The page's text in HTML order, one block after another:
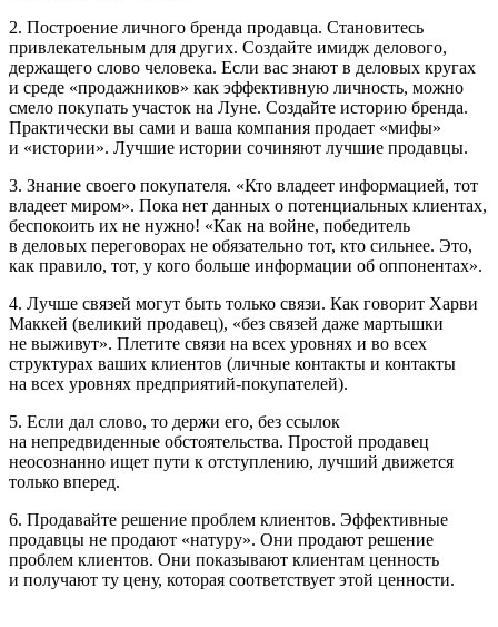
2. Построение личного бренда продавца. Становитесь
привлекательным для других. Создайте имидж делового,
держащего слово человека. Если вас знают в деловых кругах
и среде «продажников» как эффективную личность, можно
смело покупать участок на Луне. Создайте историю бренда.
Практически вы сами и ваша компания продает «мифы»
и «истории». Лучшие истории сочиняют лучшие продавцы.
3. Знание своего покупателя. «Кто владеет информацией, тот
владеет миром». Пока нет данных о потенциальных клиентах,
беспокоить их не нужно! «Как на войне, победитель
в деловых переговорах не обязательно тот, кто сильнее. Это,
как правило, тот, у кого больше информации об оппонентах».
4. Лучше связей могут быть только связи. Как говорит Харви
Маккей (великий продавец), «без связей даже мартышки
не выживут». Плетите связи на всех уровнях и во всех
структурах ваших клиентов (личные контакты и контакты
на всех уровнях предприятий-покупателей).
5. Если дал слово, то держи его, без ссылок
на непредвиденные обстоятельства. Простой продавец
неосознанно ищет пути к отступлению, лучший движется
только вперед.
6. Продавайте решение проблем клиентов. Эффективные
продавцы не продают «натуру». Они продают решение
проблем клиентов. Они показывают клиентам ценность
и получают ту цену, которая соответствует этой ценности.